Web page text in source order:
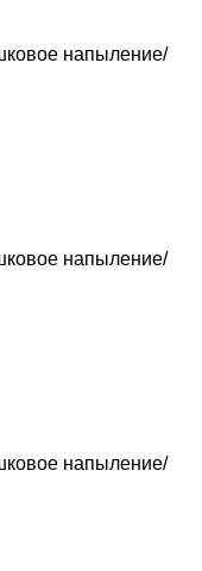
напыление/
напыление/
напыление/